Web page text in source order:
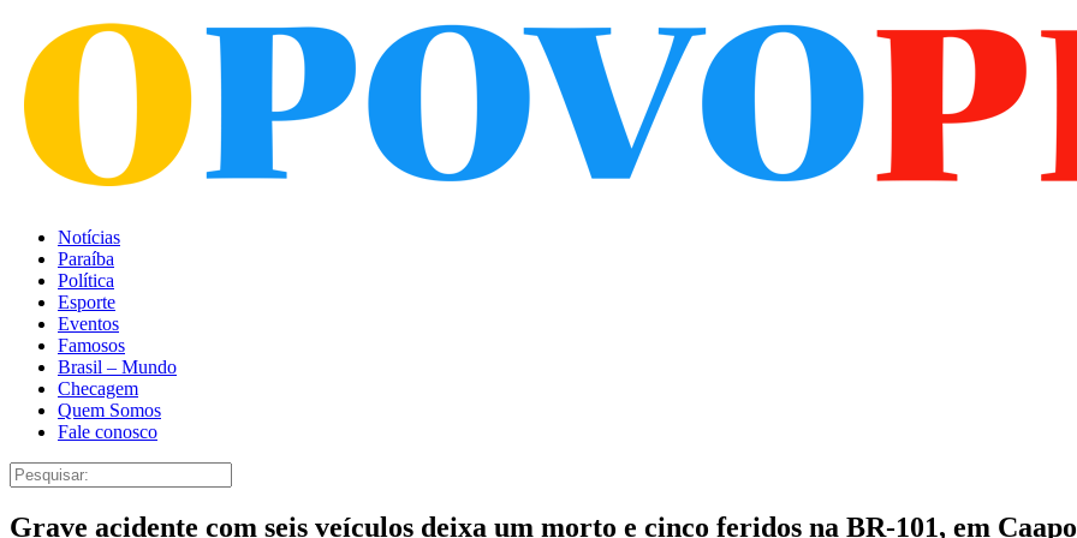
Notícias
Paraíba
Política
Esporte
Eventos
Famosos
Brasil – Mundo
Checagem
Quem Somos
Fale conosco
Grave acidente com seis veículos deixa um morto e cinco feridos na BR-101, em